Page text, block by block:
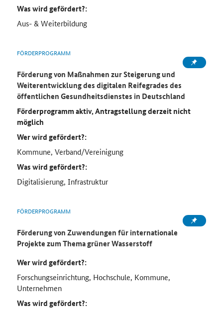
Was wird gefördert?:
Aus- & Weiterbildung
FÖRDERPROGRAMM
Förderung von Maßnahmen zur Steigerung und
Weiterentwicklung des digitalen Reifegrades des
öffentlichen Gesundheitsdienstes in Deutschland
Förderprogramm aktiv, Antragstellung derzeit nicht
möglich
Wer wird gefördert?:
Kommune, Verband/Vereinigung
Was wird gefördert?:
Digitalisierung, Infrastruktur
FÖRDERPROGRAMM
Förderung von Zuwendungen für internationale
Projekte zum Thema grüner Wasserstoff
Wer wird gefördert?:
Forschungseinrichtung, Hochschule, Kommune,
Unternehmen
Was wird gefördert?: